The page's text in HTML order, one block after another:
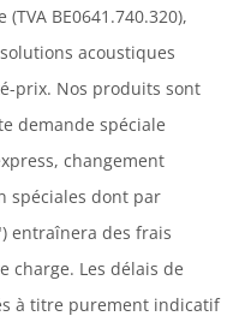
BE0641.740.320),
acoustiques
prix. Nos produits sont
demande spéciale
changement
spéciales dont par
entraînera des frais
charge. Les délais de
à titre purement indicatif